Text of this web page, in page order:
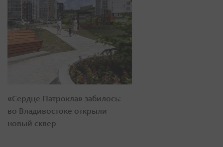
«Сердце Патрокла» забилось:
во Владивостоке открыли
новый сквер